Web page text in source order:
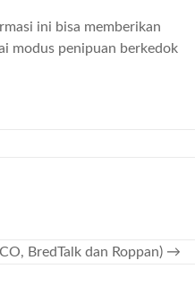
ini bisa memberikan
modus penipuan berkedok
BredTalk dan Roppan) →